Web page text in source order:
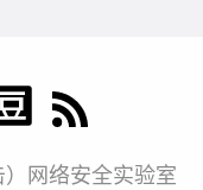
）网络安全实验室